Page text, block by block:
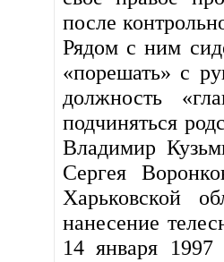
после
Рядом с ним
«порешать» с
должность
подчиняться
Владимир
Сергея
Харьковской
нанесение
14 января